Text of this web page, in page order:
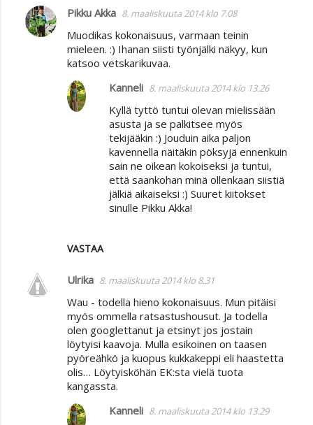
Pikku Akka 8. maaliskuuta 2014 klo 7.08
Muodikas kokonaisuus, varmaan teinin
mieleen. :) Ihanan siisti työnjälki näkyy, kun
katsoo vetskarikuvaa.
VASTAA
Kanneli 8. maaliskuuta 2014 klo 13.26
Kyllä tyttö tuntui olevan mielissään
asusta ja se palkitsee myös
tekijääkin :) Jouduin aika paljon
kavennella näitäkin pöksyjä ennenkuin
sain ne oikean kokoiseksi ja tuntui,
että saankohan minä ollenkaan siistiä
jälkiä aikaiseksi :) Suuret kiitokset
sinulle Pikku Akka!
Ulrika 8. maaliskuuta 2014 klo 8.31
Wau - todella hieno kokonaisuus. Mun pitäisi
myös ommella ratsastushousut. Ja todella
olen googlettanut ja etsinyt jos jostain
löytyisi kaavoja. Mulla esikoinen on taasen
pyöreähkö ja kuopus kukkakeppi eli haastetta
olis… Löytyisköhän EK:sta vielä tuota
kangassta.
Kanneli 8. maaliskuuta 2014 klo 13.29